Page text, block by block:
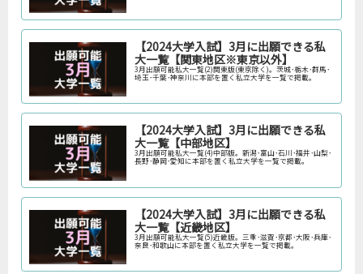
【2024大学入試】3月に出願できる私
大一覧【関東地区※東京以外】
3月出願可能私大一覧(2)関東版(東京除く)。茨城･栃木･群馬･
埼玉･千葉･神奈川に本部を置く私立大学を一覧で掲載。
【2024大学入試】3月に出願できる私
大一覧【中部地区】
3月出願可能私大一覧(4)中部版。新潟･富山･石川･福井･山梨･
長野･静岡･愛知に本部を置く私立大学を一覧で掲載。
【2024大学入試】3月に出願できる私
大一覧【近畿地区】
3月出願可能私大一覧(5)近畿版。三重･滋賀･京都･大阪･兵庫･
奈良･和歌山に本部を置く私立大学を一覧で掲載。